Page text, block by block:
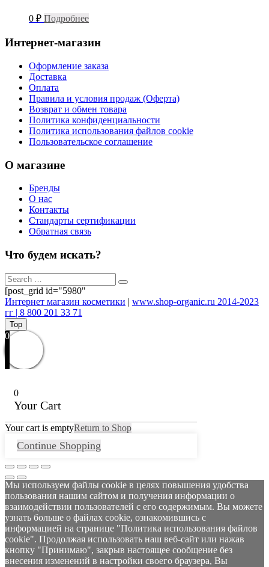
0 ₽ Подробнее
Интернет-магазин
Оформление заказа
Доставка
Оплата
Правила и условия продаж (Оферта)
Возврат и обмен товара
Политика конфиденциальности
Политика использования файлов cookie
Пользовательское соглашение
О магазине
Бренды
О нас
Контакты
Стандарты сертификации
Обратная связь
Что будем искать?
[post_grid id="5980"
Интернет магазин косметики | www.shop-organic.ru 2014-2023
гг | 8 800 201 33 71
Top
0
0
Your Cart
Your cart is emptyReturn to Shop
Continue Shopping
Мы используем файлы cookie в целях повышения удобства
пользования нашим сайтом и получения информации о
взаимодействии пользователей с его содержимым. Вы можете
узнать больше о файлах cookie, ознакомившись с
информацией на странице "Политика использования файлов
cookie". Продолжая использовать наш веб-сайт или нажав
кнопку "Принимаю", закрыв настоящее сообщение без
внесения изменений в настройки своего браузера, Вы